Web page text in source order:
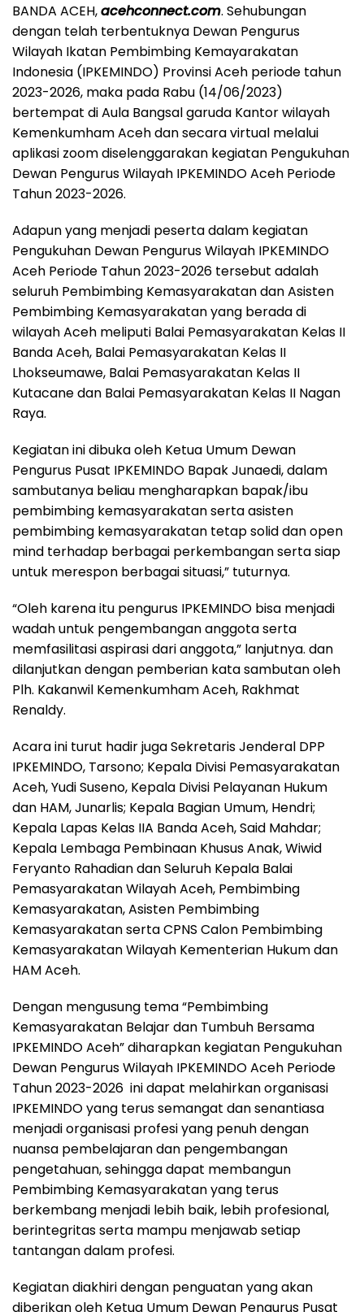
BANDA ACEH,acehconnect.com. Sehubungan
dengan telah terbentuknya Dewan Pengurus
Wilayah Ikatan Pembimbing Kemayarakatan
Indonesia (IPKEMINDO) Provinsi Aceh periode tahun
2023-2026, maka pada Rabu (14/06/2023)
bertempat di Aula Bangsal garuda Kantor wilayah
Kemenkumham Aceh dan secara virtual melalui
aplikasi zoom diselenggarakan kegiatan Pengukuhan
Dewan Pengurus Wilayah IPKEMINDO Aceh Periode
Tahun 2023-2026.
Adapun yang menjadi peserta dalam kegiatan
Pengukuhan Dewan Pengurus Wilayah IPKEMINDO
Aceh Periode Tahun 2023-2026 tersebut adalah
seluruh Pembimbing Kemasyarakatan dan Asisten
Pembimbing Kemasyarakatan yang berada di
wilayah Aceh meliputi Balai Pemasyarakatan Kelas II
Banda Aceh, Balai Pemasyarakatan Kelas II
Lhokseumawe, Balai Pemasyarakatan Kelas II
Kutacane dan Balai Pemasyarakatan Kelas II Nagan
Raya.
Kegiatan ini dibuka oleh Ketua Umum Dewan
Pengurus Pusat IPKEMINDO Bapak Junaedi, dalam
sambutanya beliau mengharapkan bapak/ibu
pembimbing kemasyarakatan serta asisten
pembimbing kemasyarakatan tetap solid dan open
mind terhadap berbagai perkembangan serta siap
untuk merespon berbagai situasi,” tuturnya.
“Oleh karena itu pengurus IPKEMINDO bisa menjadi
wadah untuk pengembangan anggota serta
memfasilitasi aspirasi dari anggota,” lanjutnya. dan
dilanjutkan dengan pemberian kata sambutan oleh
Plh. Kakanwil Kemenkumham Aceh, Rakhmat
Renaldy.
Acara ini turut hadir juga Sekretaris Jenderal DPP
IPKEMINDO, Tarsono; Kepala Divisi Pemasyarakatan
Aceh, Yudi Suseno, Kepala Divisi Pelayanan Hukum
dan HAM, Junarlis; Kepala Bagian Umum, Hendri;
Kepala Lapas Kelas IIA Banda Aceh, Said Mahdar;
Kepala Lembaga Pembinaan Khusus Anak, Wiwid
Feryanto Rahadian dan Seluruh Kepala Balai
Pemasyarakatan Wilayah Aceh, Pembimbing
Kemasyarakatan, Asisten Pembimbing
Kemasyarakatan serta CPNS Calon Pembimbing
Kemasyarakatan Wilayah Kementerian Hukum dan
HAM Aceh.
Dengan mengusung tema “Pembimbing
Kemasyarakatan Belajar dan Tumbuh Bersama
IPKEMINDO Aceh” diharapkan kegiatan Pengukuhan
Dewan Pengurus Wilayah IPKEMINDO Aceh Periode
Tahun 2023-2026 ini dapat melahirkan organisasi
IPKEMINDO yang terus semangat dan senantiasa
menjadi organisasi profesi yang penuh dengan
nuansa pembelajaran dan pengembangan
pengetahuan, sehingga dapat membangun
Pembimbing Kemasyarakatan yang terus
berkembang menjadi lebih baik, lebih profesional,
berintegritas serta mampu menjawab setiap
tantangan dalam profesi.
Kegiatan diakhiri dengan penguatan yang akan
diberikan oleh Ketua Umum Dewan Pengurus Pusat